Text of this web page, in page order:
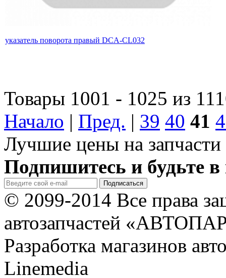
указатель поворота правый DCA-CL032
Товары 1001 - 1025 из
Начало | Пред. | 39 40 41
Лучшие цены на запчасти
Подпишитесь и будьте в
© 2099-2014 Все права
автозапчастей
Разработка магазинов
Linemedia